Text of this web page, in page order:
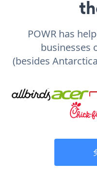
POWR has
businesses
(besides